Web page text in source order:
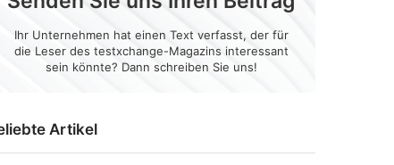
Artikel
Ihr Unternehmen hat einen Text verfasst, der für
die Leser des testxchange-Magazins interessant
sein könnte? Dann schreiben Sie uns!